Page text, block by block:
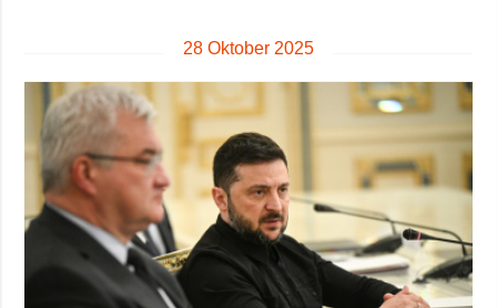
Gesellschaft und
Kultur
Sport
Kriminalität
Notstand und
Notfälle
Daten
ZUSÄTZLICH
Veröffentlichungen
LEISTUNGEN
Abonnement
28 Oktober 2025